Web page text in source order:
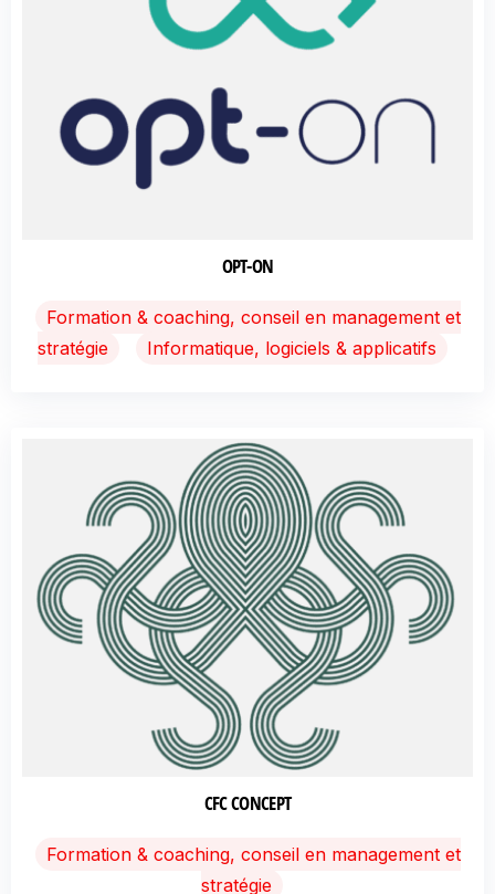
OPT-ON
Formation & coaching, conseil en management et
stratégie
Informatique, logiciels & applicatifs
CFC CONCEPT
Formation & coaching, conseil en management et
stratégie